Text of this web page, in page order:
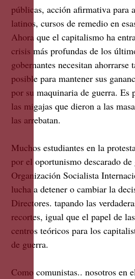
públicas, acción afirmativa para
latinos, cursos de remedio en
Ahora que el capitalismo ha
crisis más profundas de los
gobernantes necesitan ahorrarse
posible para mantener sus
por su maquinaria de guerra. Es
las migajas que dieron a las
las arrebatan.
Muchos estudiantes en la
por el oportunismo descarado
Organización Socialista
lucha a detener o cambiar la
Directores. tapando las
recortes, igual que el papel de
centros teóricos para los
de guerra.
Como comunistas.. nosotros en